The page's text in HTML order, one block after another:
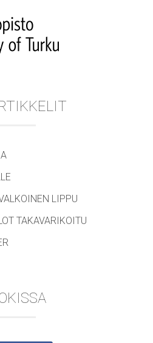
LIPPU
TAKAVARIKOITU